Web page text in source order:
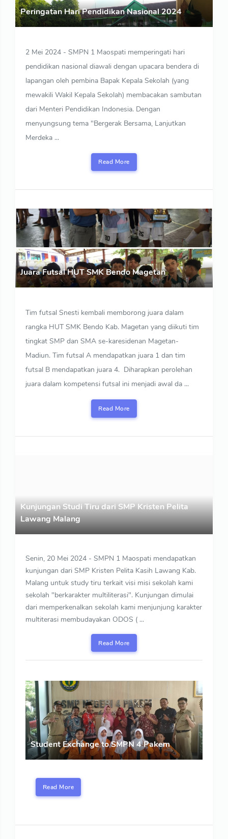
Peringatan Hari Pendidikan Nasional 2024
2 Mei 2024 - SMPN 1 Maospati memperingati hari
pendidikan nasional diawali dengan upacara bendera di
lapangan oleh pembina Bapak Kepala Sekolah (yang
mewakili Wakil Kepala Sekolah) membacakan sambutan
dari Menteri Pendidikan Indonesia. Dengan
menyungsung tema "Bergerak Bersama, Lanjutkan
Merdeka ...
Read More
Juara Futsal HUT SMK Bendo Magetan
Tim futsal Snesti kembali memborong juara dalam
rangka HUT SMK Bendo Kab. Magetan yang diikuti tim
tingkat SMP dan SMA se-karesidenan Magetan-
Madiun. Tim futsal A mendapatkan juara 1 dan tim
futsal B mendapatkan juara 4. Diharapkan perolehan
juara dalam kompetensi futsal ini menjadi awal da ...
Read More
Kunjungan Studi Tiru dari SMP Kristen Pelita
Lawang Malang
Senin, 20 Mei 2024 - SMPN 1 Maospati mendapatkan
kunjungan dari SMP Kristen Pelita Kasih Lawang Kab.
Malang untuk study tiru terkait visi misi sekolah kami
sekolah "berkarakter multiliterasi". Kunjungan dimulai
dari memperkenalkan sekolah kami menjunjung karakter
multiterasi membudayakan ODOS ( ...
Read More
Student Exchange to SMPN 4 Pakem
Read More